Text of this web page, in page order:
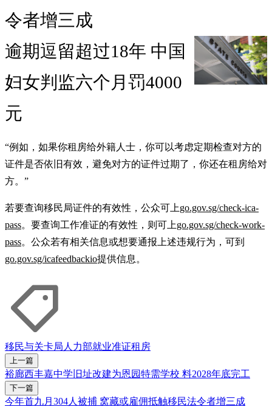
令者增三成
逾期逗留超过18年 中国
妇女判监六个月罚4000
元
“例如，如果你租房给外籍人士，你可以考虑定期检查对方的
证件是否依旧有效，避免对方的证件过期了，你还在租房给对
方。”
若要查询移民局证件的有效性，公众可上go.gov.sg/check-ica-
pass。要查询工作准证的有效性，则可上go.gov.sg/check-work-
pass。公众若有相关信息或想要通报上述违规行为，可到
go.gov.sg/icafeedbackio提供信息。
移民与关卡局人力部就业准证租房
上一篇
裕廊西丰嘉中学旧址改建为恩园特需学校 料2028年底完工
下一篇
今年首九月304人被捕 窝藏或雇佣抵触移民法令者增三成